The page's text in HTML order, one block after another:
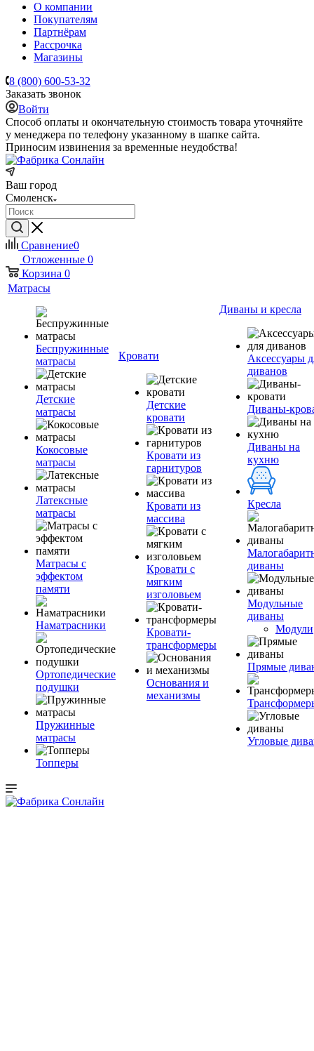
О компании
Покупателям
Партнёрам
Рассрочка
Магазины
8 (800) 600-53-32
Заказать звонок
Войти
Способ оплаты и окончательную стоимость товара уточняйте
у менеджера по телефону указанному в шапке сайта.
Приносим извинения за временные неудобства!
Ваш город
Смоленск
Сравнение0
Отложенные 0
Корзина 0
Матрасы
Беспружинные
матрасы
Детские
матрасы
Кокосовые
матрасы
Латексные
матрасы
Матрасы с
эффектом
памяти
Наматрасники
Ортопедические
подушки
Пружинные
матрасы
Топперы
Кровати
Детские
кровати
Кровати из
гарнитуров
Кровати из
массива
Кровати с
мягким
изголовьем
Кровати-
трансформеры
Основания и
механизмы
Диваны и кресла
Аксессуары
диванов
Диваны-
Диваны на
кухню
Кресла
диваны
Модульные
диваны
Модули
Прямые
Угловые